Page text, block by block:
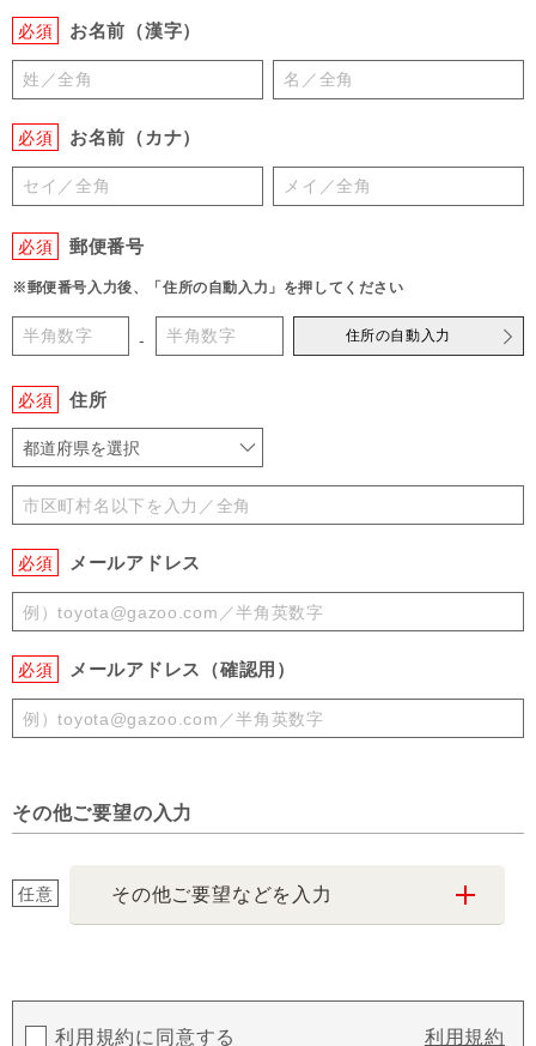
必須 お名前（漢字）
必須 お名前（カナ）
必須 郵便番号
※郵便番号入力後、「住所の自動入力」を押してください
- 住所の自動入力
必須 住所
都道府県を選択
必須 メールアドレス
必須 メールアドレス（確認用）
その他ご要望の入力
任意 その他ご要望などを入力
利用規約に同意する 利用規約